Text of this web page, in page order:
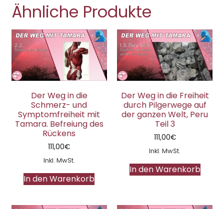
Ähnliche Produkte
Der Weg in die
Schmerz- und
Symptomfreiheit mit
Tamara. Befreiung des
Rückens
111,00€
Inkl. MwSt.
In den Warenkorb
Der Weg in die Freiheit
durch Pilgerwege auf
der ganzen Welt, Peru
Teil 3
111,00€
Inkl. MwSt.
In den Warenkorb